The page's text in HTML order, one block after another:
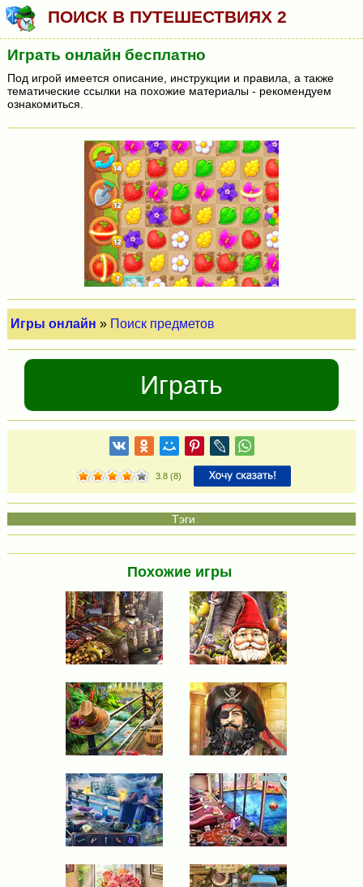
ПОИСК В ПУТЕШЕСТВИЯХ 2
Играть онлайн бесплатно
Под игрой имеется описание, инструкции и правила, а также
тематические ссылки на похожие материалы - рекомендуем
ознакомиться.
Игры онлайн » Поиск предметов
Играть
3.8(8)
Похожие игры